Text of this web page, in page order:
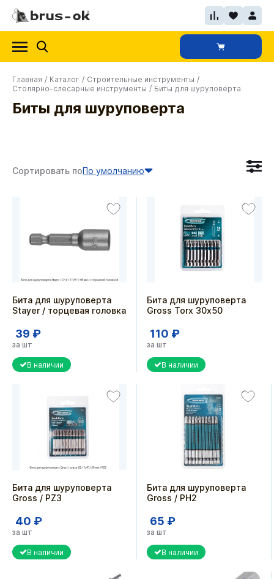
Главная / Каталог / Строительные инструменты /
Столярно-слесарные инструменты / Биты для шуруповерта
Биты для шуруповерта
Сортировать поПо умолчанию
Бита для шуруповерта
Stayer / торцевая головка
39 ₽
за шт
В наличии
Бита для шуруповерта
Gross Torx 30х50
110 ₽
за шт
В наличии
Бита для шуруповерта
Gross / PZ3
40 ₽
за шт
В наличии
Бита для шуруповерта
Gross / PH2
65 ₽
за шт
В наличии